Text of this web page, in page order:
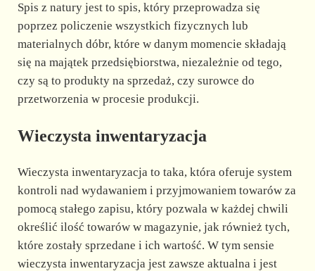
Spis z natury jest to spis, który przeprowadza się
poprzez policzenie wszystkich fizycznych lub
materialnych dóbr, które w danym momencie składają
się na majątek przedsiębiorstwa, niezależnie od tego,
czy są to produkty na sprzedaż, czy surowce do
przetworzenia w procesie produkcji.
Wieczysta inwentaryzacja
Wieczysta inwentaryzacja to taka, która oferuje system
kontroli nad wydawaniem i przyjmowaniem towarów za
pomocą stałego zapisu, który pozwala w każdej chwili
określić ilość towarów w magazynie, jak również tych,
które zostały sprzedane i ich wartość. W tym sensie
wieczysta inwentaryzacja jest zawsze aktualna i jest